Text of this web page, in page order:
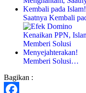
Saatnya Kembali
Memberi Solusi…
Bagikan :